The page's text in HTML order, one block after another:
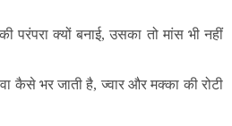
परंपरा क्यों बनाई, उसका तो मांस भी नहीं
कैसे भर जाती है, ज्वार और मक्का की रोटी